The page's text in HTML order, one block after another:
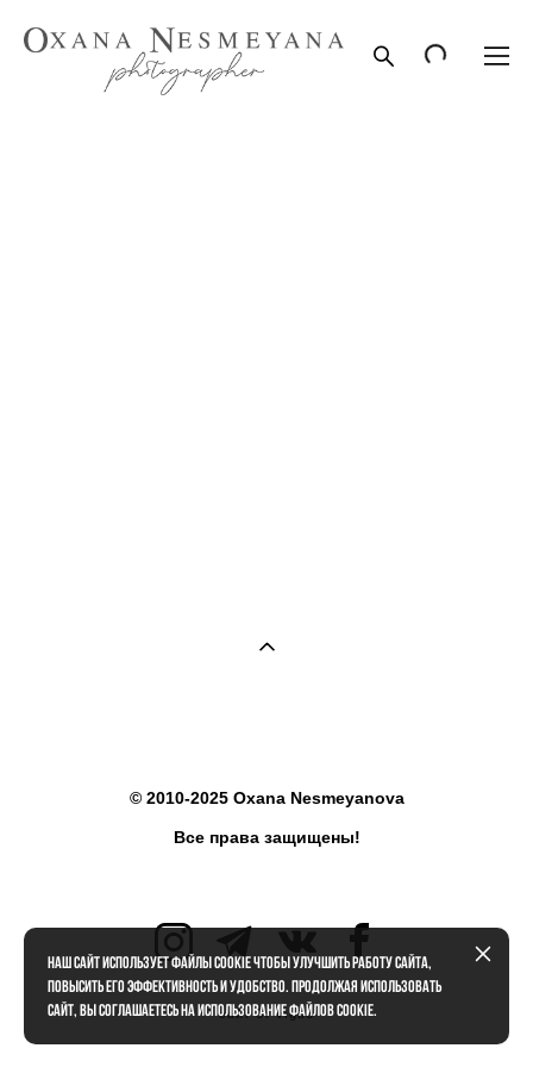
© 2010-2025 Oxana Nesmeyanova
Все права защищены!
сайт от vigbo
Наш сайт использует файлы cookie чтобы улучшить работу сайта,
повысить его эффективность и удобство. Продолжая использовать
сайт, вы соглашаетесь на использование файлов cookie.